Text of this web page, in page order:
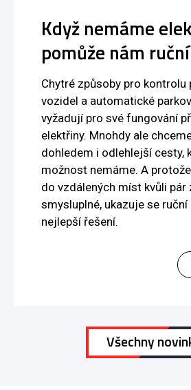
Když nemáme
pomůže nám
Chytré způsoby pro kontrolu
vozidel a automatické
vyžadují pro své fungování
elektřiny. Mnohdy ale
dohledem i odlehlejší cesty,
možnost nemáme. A
do vzdálených míst kvůli pár
smysluplné, ukazuje se
nejlepší řešení.
Všechny